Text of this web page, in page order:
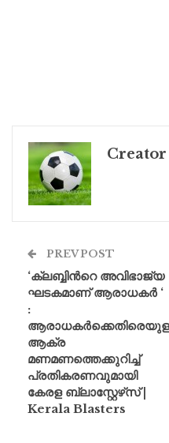
Creator
PREV POST
‘ക്ലബ്ബിന്‍റെ അവിഭാജ്യ
ഘടകമാണ് ആരാധകർ ‘
:
ആക്ര
മണമണത്തെക്കുറിച്ച്
പ്രതികരണവുമായി
കേരള ബ്ലാസ്റ്റേഴ്‌സ് |
Kerala Blasters